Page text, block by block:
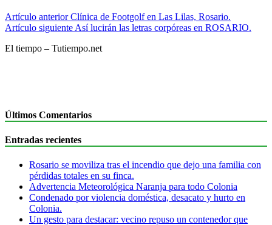
Artículo anterior Clínica de Footgolf en Las Lilas, Rosario.
Artículo siguienteAsí lucirán las letras corpóreas en ROSARIO.
El tiempo – Tutiempo.net
Últimos Comentarios
Entradas recientes
Rosario se moviliza tras el incendio que dejo una familia con
pérdidas totales en su finca.
Advertencia Meteorológica Naranja para todo Colonia
Condenado por violencia doméstica, desacato y hurto en
Colonia.
Un gesto para destacar: vecino repuso un contenedor que